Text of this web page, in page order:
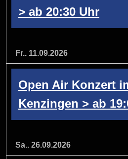
> ab 20:30 Uhr
Fr.. 11.09.2026
Open Air Konzert
Kenzingen > ab
Sa.. 26.09.2026